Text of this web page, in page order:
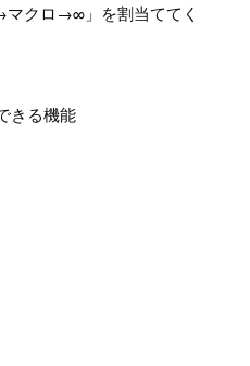
クロ→∞」を割当ててく
きる機能